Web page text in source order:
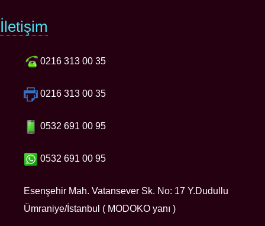
İletişim
0216 313 00 35
0216 313 00 35
0532 691 00 95
0532 691 00 95
Esenşehir Mah. Vatansever Sk. No: 17 Y.Dudullu
Ümraniye/İstanbul ( MODOKO yanı )